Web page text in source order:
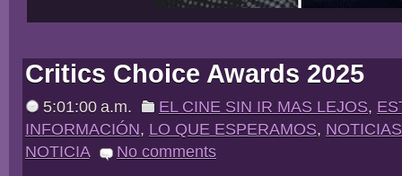
Critics Choice Awards 2025
5:01:00 a.m. EL CINE SIN IR MAS LEJOS,
INFORMACIÓN, LO QUE ESPERAMOS, NOTICIAS
NOTICIA
No comments